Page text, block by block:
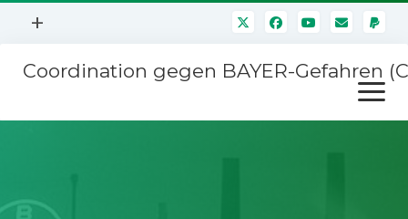
Menü
+
Mitmachen
Kontakt
Coordination gegen BAYER-Gefahren
Menü
öffnen